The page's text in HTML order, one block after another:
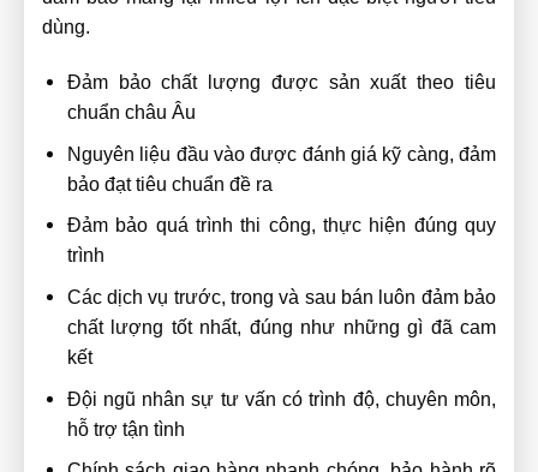
dùng.
Đảm bảo chất lượng được sản xuất theo tiêu
chuẩn châu Âu
Nguyên liệu đầu vào được đánh giá kỹ càng, đảm
bảo đạt tiêu chuẩn đề ra
Đảm bảo quá trình thi công, thực hiện đúng quy
trình
Các dịch vụ trước, trong và sau bán luôn đảm bảo
chất lượng tốt nhất, đúng như những gì đã cam
kết
Đội ngũ nhân sự tư vấn có trình độ, chuyên môn,
hỗ trợ tận tình